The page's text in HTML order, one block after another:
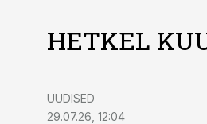
HETKEL
UUDISED
29.07.26, 12:04